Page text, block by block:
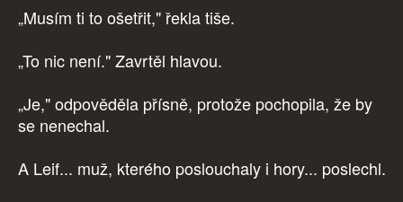
„Musím ti to ošetřit," řekla tiše.
„To nic není." Zavrtěl hlavou.
„Je," odpověděla přísně, protože pochopila, že by
se nenechal.
A Leif... muž, kterého poslouchaly i hory... poslechl.